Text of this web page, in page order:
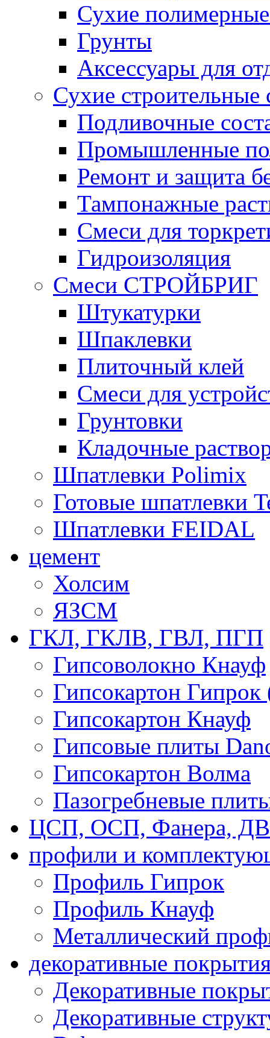
Сухие
Грунты
Аксессуары для
Сухие строительные
Подливочные
Промышленные
Ремонт и защита
Тампонажные
Смеси для
Гидроизоляция
Смеси СТРОЙБРИГ
Штукатурки
Шпаклевки
Плиточный клей
Смеси для
Грунтовки
Кладочные
Шпатлевки Polimix
Готовые шпатлевки
Шпатлевки FEIDAL
цемент
Холсим
ЯЗCМ
ГКЛ, ГКЛВ, ГВЛ, ПГП
Гипсоволокно Кнауф
Гипсокартон Гипрок
Гипсокартон Кнауф
Гипсовые плиты
Гипсокартон Волма
Пазогребневые
ЦСП, ОСП, Фанера,
профили и
Профиль Гипрок
Профиль Кнауф
Металлический
декоративные
Декоративные
Декоративные